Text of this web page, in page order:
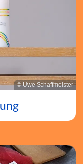
© Uwe Schaffmeister